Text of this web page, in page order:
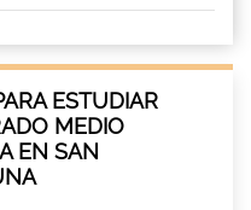
ESTUDIAR
MEDIO
EN SAN